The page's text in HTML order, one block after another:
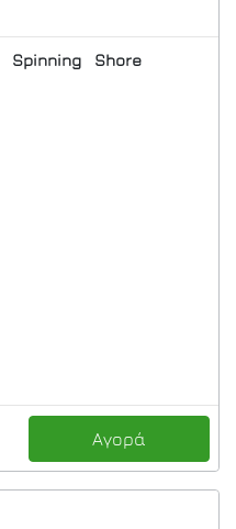
Spinning
Shore
Αγορά